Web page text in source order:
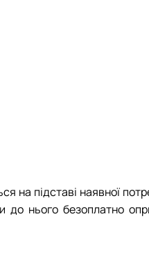
підставі наявної
до нього безоплатно